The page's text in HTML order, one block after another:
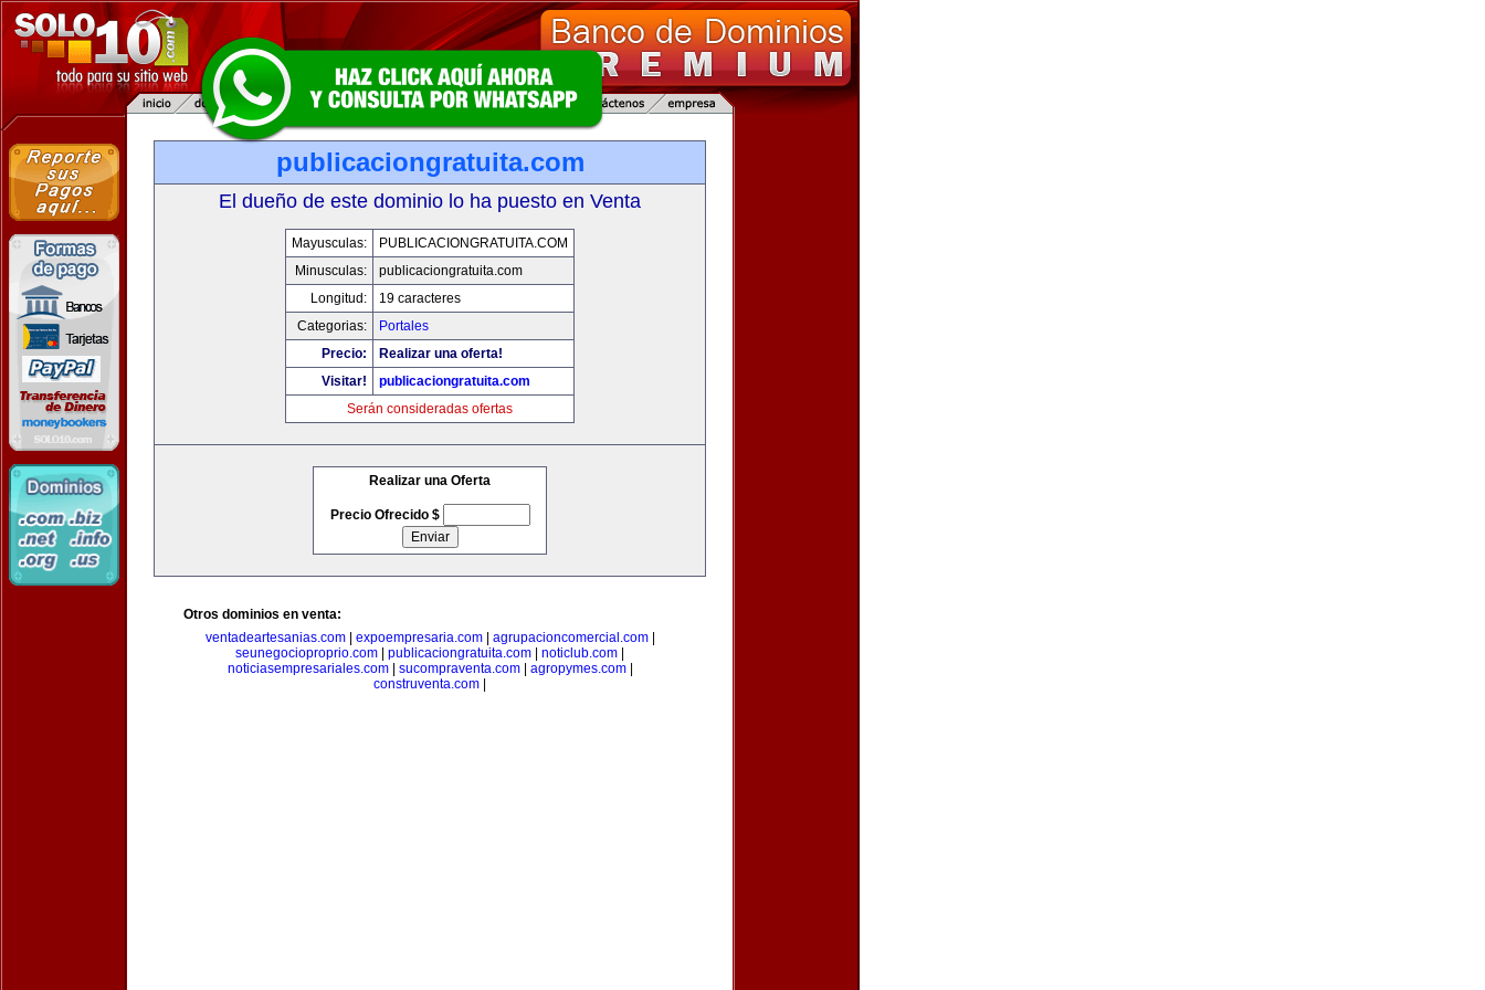
publicaciongratuita.com
El dueño de este dominio lo ha puesto en Venta
Mayusculas:
PUBLICACIONGRATUITA.COM
Minusculas:
publicaciongratuita.com
Longitud:
19 caracteres
Categorias:
Portales
Precio:
Realizar una oferta!
Visitar!
publicaciongratuita.com
Serán consideradas ofertas
Realizar una Oferta
Precio Ofrecido $
Otros dominios en venta:
ventadeartesanias.com| expoempresaria.com| agrupacioncomercial.com|
seunegocioproprio.com
publicaciongratuita.com noticlub.com
noticiasempresariales.com| sucompraventa.com| agropymes.com|
construventa.com